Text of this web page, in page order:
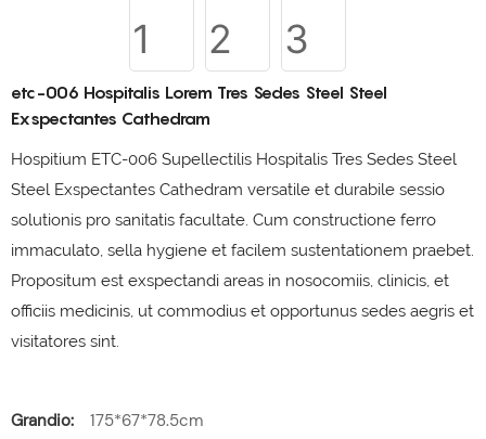
etc-006 Hospitalis Lorem Tres Sedes Steel Steel
Exspectantes Cathedram
Hospitium ETC-006 Supellectilis Hospitalis Tres Sedes Steel
Steel Exspectantes Cathedram versatile et durabile sessio
solutionis pro sanitatis facultate. Cum constructione ferro
immaculato, sella hygiene et facilem sustentationem praebet.
Propositum est exspectandi areas in nosocomiis, clinicis, et
officiis medicinis, ut commodius et opportunus sedes aegris et
visitatores sint.
Grandio:
175*67*78.5cm